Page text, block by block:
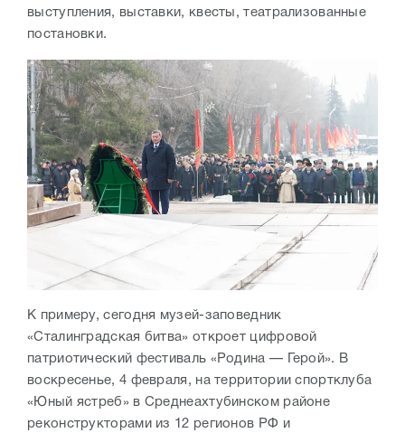
выступления, выставки, квесты, театрализованные
постановки.
К примеру, сегодня музей-заповедник
«Сталинградская битва» откроет цифровой
патриотический фестиваль «Родина — Герой». В
воскресенье, 4 февраля, на территории спортклуба
«Юный ястреб» в Среднеахтубинском районе
реконструкторами из 12 регионов РФ и